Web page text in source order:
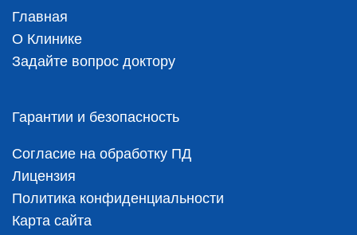
Главная
О Клинике
Задайте вопрос доктору
Гарантии и безопасность
Согласие на обработку ПД
Лицензия
Политика конфиденциальности
Карта сайта